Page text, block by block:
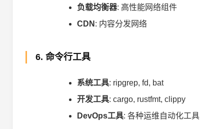
负载均衡器: 高性能网络组件
CDN : 内容分发网络
6. 命令行工具
系统工具: ripgrep, fd, bat
开发工具: cargo, rustfmt, clippy
DevOps工具: 各种运维自动化工具